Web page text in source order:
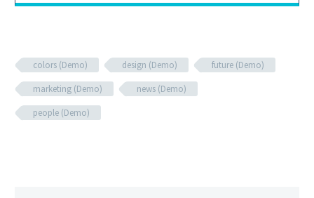
colors (Demo) design (Demo)
future (Demo)
marketing (Demo)
news (Demo)
people (Demo)